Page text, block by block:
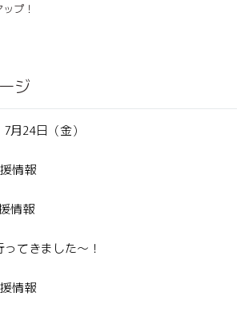
ジ
24日（金）
情報
情報
てきました～！
情報